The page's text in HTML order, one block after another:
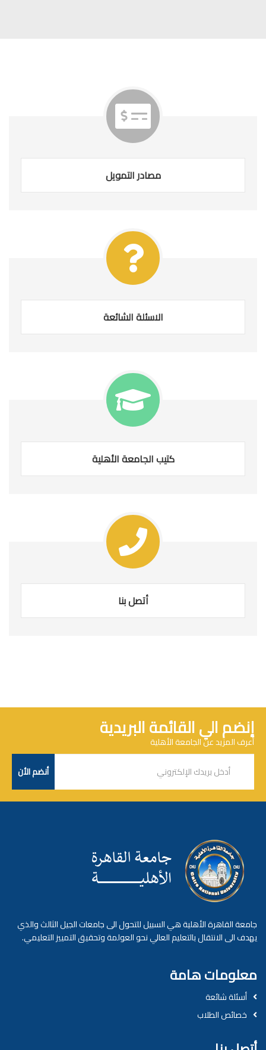
مصادر التمويل
الاسئلة الشائعة
كتيب الجامعة الأهلية
أتصل بنا
إنضم الي القائمة البريدية
أعرف المزيد عن الجامعة الأهلية
جامعة القاهرة الأهلية هي السبيل للتحول الى جامعات الجيل الثالث والذي
يهدف الى الانتقال بالتعليم العالي نحو العولمة وتحقيق التمييز التعليمي.
معلومات هامة
أسئلة شائعة
خصائص الطلاب